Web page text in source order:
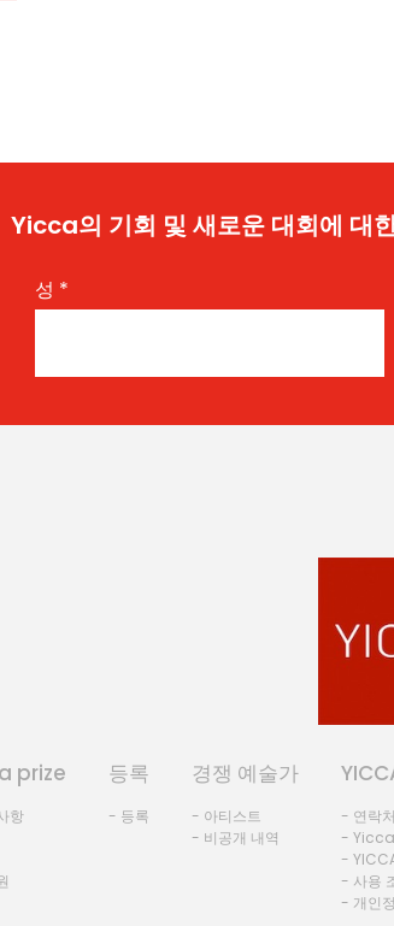
Yicca의 기회 및 새로운 대회에 대
성 *
prize
항
등록
- 등록
경쟁 예술가
- 아티스트
- 비공개 내역
- 연락처
- Yicca
-
- 사용
- 개인